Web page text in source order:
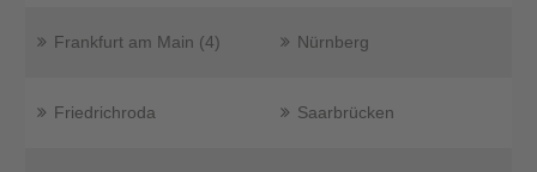
Frankfurt am Main (4)
Friedrichroda
Nürnberg
Saarbrücken